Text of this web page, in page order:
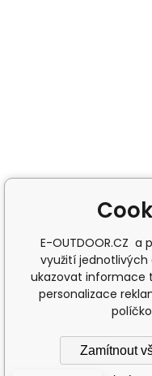
E-OUTDOOR.CZ a
využití
ukazovat informace
personalizace
Zamítnout